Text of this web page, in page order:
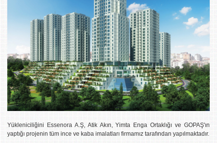
Yükleniciliğini Essenora A.Ş, Atik Akın, Yimta Enga Ortaklığı ve GOPAŞ'ın
yaptığı projenin tüm ince ve kaba imalatları firmamız tarafından yapılmaktadır.